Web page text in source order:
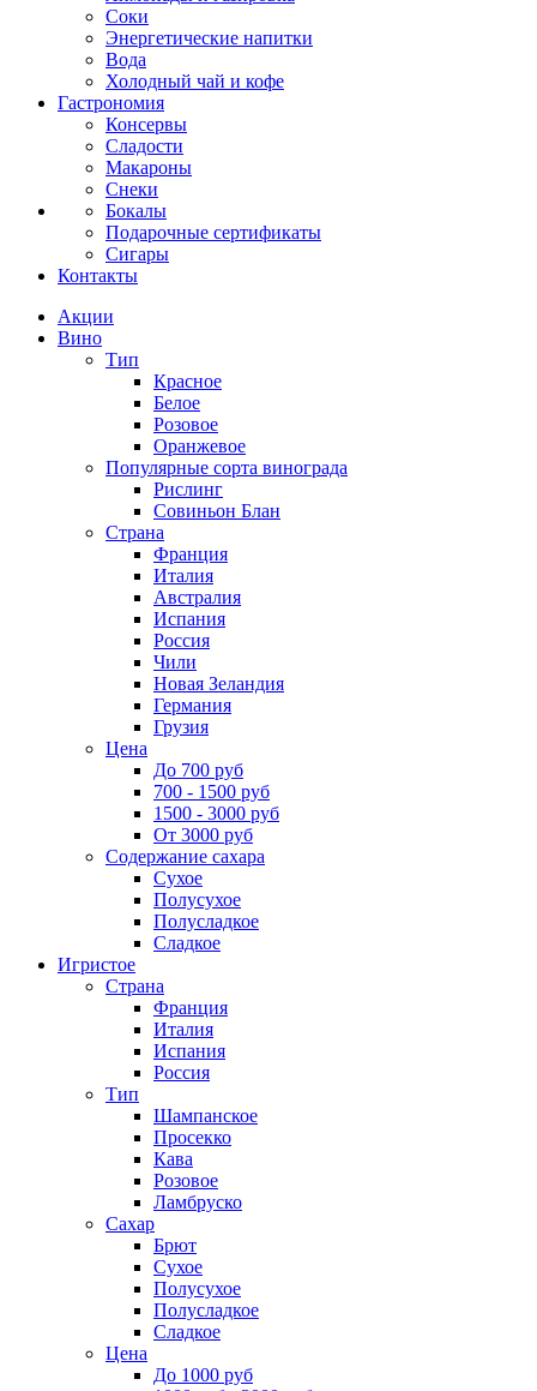
Соки
Энергетические напитки
Вода
Холодный чай и кофе
Гастрономия
Консервы
Сладости
Макароны
Снеки
Бокалы
Подарочные сертификаты
Сигары
Контакты
Акции
Вино
Тип
Красное
Белое
Розовое
Оранжевое
Популярные сорта винограда
Рислинг
Совиньон Блан
Страна
Франция
Италия
Австралия
Испания
Россия
Чили
Новая Зеландия
Германия
Грузия
Цена
До 700 руб
700 - 1500 руб
1500 - 3000 руб
От 3000 руб
Содержание сахара
Сухое
Полусухое
Полусладкое
Сладкое
Игристое
Страна
Франция
Италия
Испания
Россия
Тип
Шампанское
Просекко
Кава
Розовое
Ламбруско
Сахар
Брют
Сухое
Полусухое
Полусладкое
Сладкое
Цена
До 1000 руб